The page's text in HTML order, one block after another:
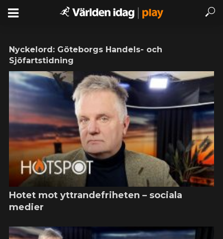
Nyckelord: Göteborgs Handels- och
Sjöfartstidning
Hotet mot yttrandefriheten – sociala
medier